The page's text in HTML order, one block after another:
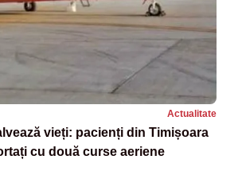
Actualitate
vieți: pacienți din Timișoara
cu două curse aeriene